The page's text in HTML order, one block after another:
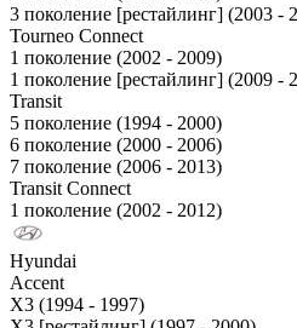
3 поколение [рестайлинг] (2003 -
Tourneo Connect
1 поколение (2002 - 2009)
1 поколение [рестайлинг] (2009 -
Transit
5 поколение (1994 - 2000)
6 поколение (2000 - 2006)
7 поколение (2006 - 2013)
Transit Connect
1 поколение (2002 - 2012)
Hyundai
Accent
X3 (1994 - 1997)